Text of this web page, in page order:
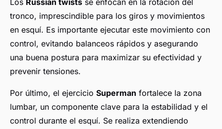
Los Russian twists se enfocan en la rotación del
tronco, imprescindible para los giros y movimientos
en esquí. Es importante ejecutar este movimiento con
control, evitando balanceos rápidos y asegurando
una buena postura para maximizar su efectividad y
prevenir tensiones.
Por último, el ejercicio Superman fortalece la zona
lumbar, un componente clave para la estabilidad y el
control durante el esquí. Se realiza extendiendo